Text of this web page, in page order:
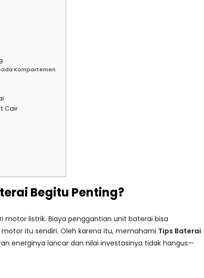
Kompartemen
Cair
Begitu Penting?
motor listrik. Biaya penggantian unit baterai bisa
itu sendiri. Oleh karena itu, memahami Tips Baterai
energinya lancar dan nilai investasinya tidak hangus—